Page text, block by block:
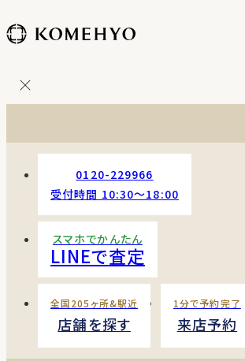
ン
0120-229966
受付時間 10:30〜18:00
スマホでかんたん
LINEで査定
全国205ヶ所&駅近
店舗を探す
1分で予約完了
来店予約